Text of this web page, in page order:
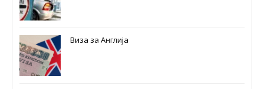
Виза за Англија